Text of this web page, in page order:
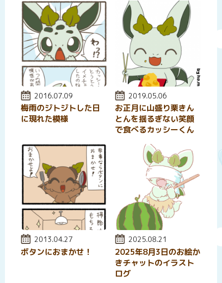
投稿日:
2016.07.09
梅雨のジトジトした日
に現れた模様
投稿日:
2019.05.06
お正月に山盛り栗きん
とんを揺るぎない笑顔
で食べるカッシーくん
投稿日:
2013.04.27
ボタンにおまかせ！
投稿日:
2025.08.21
2025年8月3日のお絵か
きチャットのイラスト
ログ